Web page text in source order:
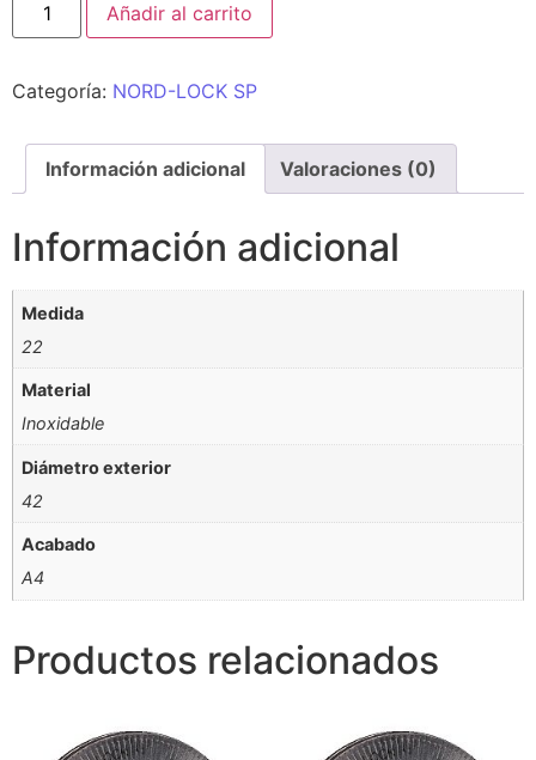
Añadir al carrito
Categoría: NORD-LOCK SP
Información adicional Valoraciones (0)
Información adicional
Medida
22
Material
Inoxidable
Diámetro exterior
42
Acabado
A4
Productos relacionados